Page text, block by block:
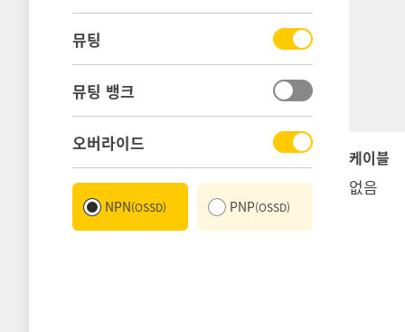
뮤팅
뮤팅 뱅크
오버라이드
NPN(OSSD) PNP(OSSD)
케이블
없음